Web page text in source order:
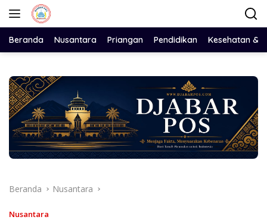
Langsung
Beranda Nusantara Priangan Pendidikan Kesehatan &
Beranda Nusantara
Nusantara